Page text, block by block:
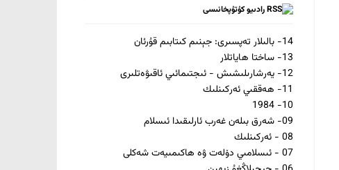
رادىيو كۇتۇپخانىسى
14- بالىلار تەپسىرى: جېنىم كىتابىم قۇرئان
13- ﺳﺎﺧﺘﺎ ﮪﺎﻳﺎﺗﻼﺭ
12- ﻳﻪﺭﺷﺎﺭﯨﻠﯩﺸﯩﺶ - ﺋﯩﺠﺘﯩﻤﺎﺋﯩﻲ ﺋﺎﻗﯩﯟﻩﺗﻠﯩﺮﻯ
11- ﮪﻪﻗﻘﯩﻲ ﺋﻪﺭﻛﯩﻨﻠﯩﻚ
10- 1984
09- شەرق بىلەن غەرب ئارلىقىدا ئىسلام
08 - ﺋﻪﺭﻛﯩﻨﻠﯩﻚ
07 - ئىسلامىي دۆلەت ۋە ھاكىمىيەت شەكلى